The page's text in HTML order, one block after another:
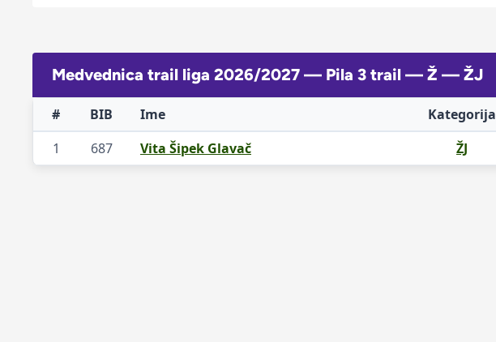
Medvednica trail liga 2026/2027 — Pila 3 trail — Ž — ŽJ
# BIB Ime Kategorija
1
687 Vita Šipek Glavač ŽJ